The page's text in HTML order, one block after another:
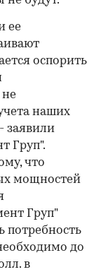
ее
оспорить
наших
заявили
Груп".
что
мощностей
Груп"
потребность
до
в